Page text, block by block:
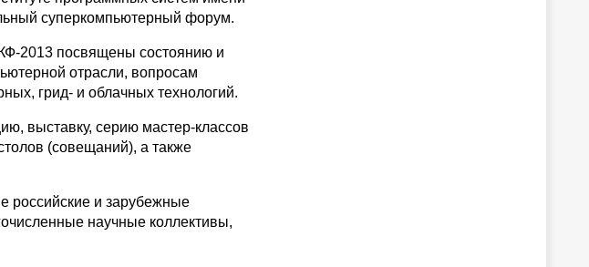
суперкомпьютерный форум.
2013 посвящены состоянию и
отрасли, вопросам
грид- и облачных технологий.
выставку, серию мастер-классов
(совещаний), а также
российские и зарубежные
научные коллективы,